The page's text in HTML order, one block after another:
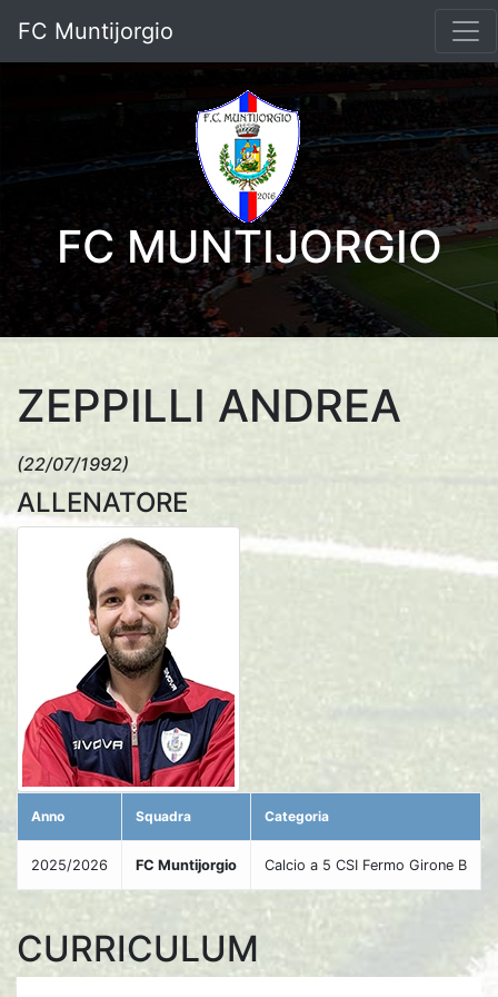
FC Muntijorgio
FC MUNTIJORGIO
ZEPPILLI ANDREA
(22/07/1992)
ALLENATORE
Anno Squadra Categoria
2025/2026 FC Muntijorgio Calcio a 5 CSI Fermo Girone B
CURRICULUM